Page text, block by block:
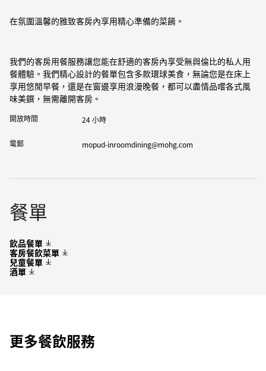
在氛圍溫馨的雅致客房內享用精心準備的菜餚。
我們的客房用餐服務讓您能在舒適的客房內享受無與倫比的私人用
餐體驗。我們精心設計的餐單包含多款環球美食，無論您是在床上
享用悠閒早餐，還是在窗邊享用浪漫晚餐，都可以盡情品嚐各式風
味美饌，無需離開客房。
開放時間 24 小時
電郵 mopud-inroomdining@mohg.com
餐單
飲品餐單
客房餐飲菜單
兒童餐單
酒單
更多餐飲服務